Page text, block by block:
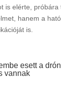
is elérte, próbára
hanem a
is.
esett a
vannak